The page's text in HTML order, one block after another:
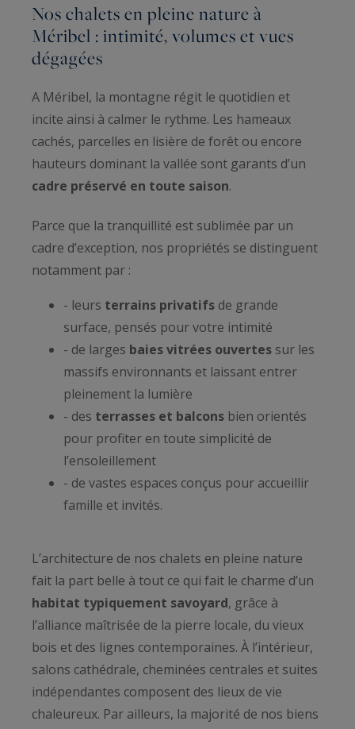
Nos chalets en pleine nature à
Méribel : intimité, volumes et vues
dégagées
A Méribel, la montagne régit le quotidien et
incite ainsi à calmer le rythme. Les hameaux
cachés, parcelles en lisière de forêt ou encore
hauteurs dominant la vallée sont garants d’un
cadre préservé en toute saison.
Parce que la tranquillité est sublimée par un
cadre d’exception, nos propriétés se distinguent
notamment par :
- leurs terrains privatifs de grande
surface, pensés pour votre intimité
- de larges baies vitrées ouvertes sur les
massifs environnants et laissant entrer
pleinement la lumière
- des terrasses et balcons bien orientés
pour profiter en toute simplicité de
l’ensoleillement
- de vastes espaces conçus pour accueillir
famille et invités.
L’architecture de nos chalets en pleine nature
fait la part belle à tout ce qui fait le charme d’un
habitat typiquement savoyard, grâce à
l’alliance maîtrisée de la pierre locale, du vieux
bois et des lignes contemporaines. À l’intérieur,
salons cathédrale, cheminées centrales et suites
indépendantes composent des lieux de vie
chaleureux. Par ailleurs, la majorité de nos biens